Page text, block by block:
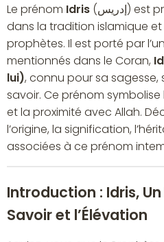
Le prénom Idris (إدريس) est profondément enraciné
dans la tradition islamique et
prophètes. Il est porté par
mentionnés dans le Coran,
lui), connu pour sa
savoir. Ce prénom symbolise
et la proximité avec Allah.
l’origine, la signification,
associées à ce prénom
Introduction : Idris,
Savoir et l’Élévation